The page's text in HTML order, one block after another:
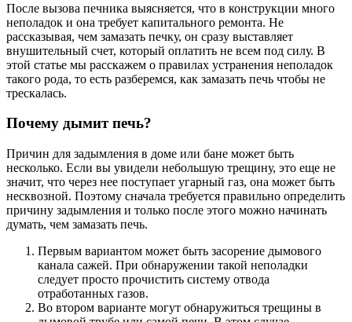
После вызова печника выясняется, что в конструкции много
неполадок и она требует капитального ремонта. Не
рассказывая, чем замазать печку, он сразу выставляет
внушительный счет, который оплатить не всем под силу. В
этой статье мы расскажем о правилах устранения неполадок
такого рода, то есть разберемся, как замазать печь чтобы не
трескалась.
Почему дымит печь?
Причин для задымления в доме или бане может быть
несколько. Если вы увидели небольшую трещину, это еще не
значит, что через нее поступает угарный газ, она может быть
несквозной. Поэтому сначала требуется правильно определить
причину задымления и только после этого можно начинать
думать, чем замазать печь.
Первым вариантом может быть засорение дымового
канала сажей. При обнаружении такой неполадки
следует просто прочистить систему отвода
отработанных газов.
Во втором варианте могут обнаружиться трещины в